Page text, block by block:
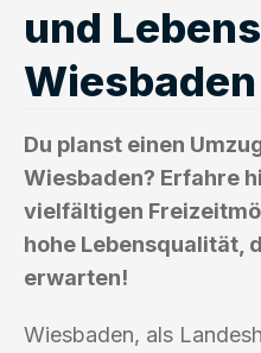
und
Wiesbaden
Du planst einen
Wiesbaden? Erfahre
vielfältigen
hohe Lebensqualität,
erwarten!
Wiesbaden, als